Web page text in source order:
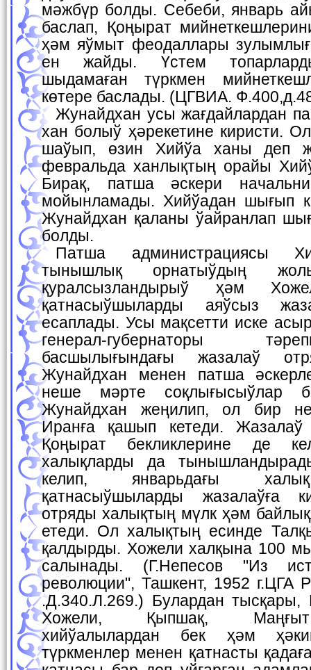
мәжбүр болды. Себеби, январь
баслап, Қоңырат
ҳәм яўмыт феодаллары
ен жайды. Үстем
шыдамаған түркмен
көтере баслады. (ЦГВИА.
Жунайдхан усы жағдайлардан пайдаланып, Хийўада
хан болыў ҳәрекетине киристи.
шаўып, өзин Хийўа ханы деп
февральда ханлықтың орайы
Бирақ, патша әскери
мойынламады. Хийўадан шығып
Жунайдхан қаланы ўайранлап
болды.
Патша администрациясы Хийўа ханлығында
тынышлық орнатыўдың
қуралсызландырыў ҳәм
қатнасыўшыларды аяўсыз
есаплады. Усы мақсетти иске
генерал-губернаторы
басшылығындағы жазалаў
Жунайдхан менен патша
неше мәрте соқлығысыўлар
Жунайдхан жеңилип, ол бир
Иранға қашып кетеди.
Қоңырат бекликлерине де
халықларды да
келип, январьдағы
қатнасыўшыларды жазалаўға
отряды халықтың мүлк ҳәм
етеди. Ол халықтың есинде
қалдырды. Хожели халқына 100
салынады. (Г.Непесов "Из
революции", Ташкент, 1952 г.ЦГА
.Д.340.Л.269.) Булардан
Хожели, Қыпшақ, Маңғыт
хийўалылардан бек ҳәм
түркменлер менен қатнасты